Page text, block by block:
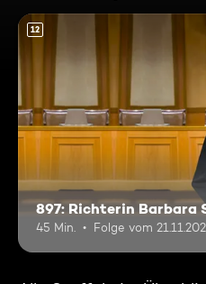
12
897: Richterin Barbara
45 Min. Folge vom